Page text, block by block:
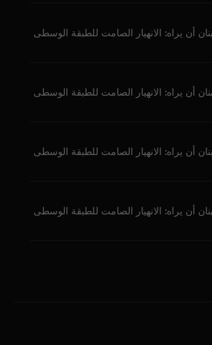
أن يراه: الانهيار الصامت للطبقة الوسطى
أن يراه: الانهيار الصامت للطبقة الوسطى
أن يراه: الانهيار الصامت للطبقة الوسطى
أن يراه: الانهيار الصامت للطبقة الوسطى